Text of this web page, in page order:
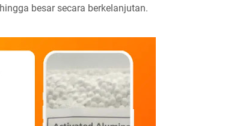
besar secara berkelanjutan.